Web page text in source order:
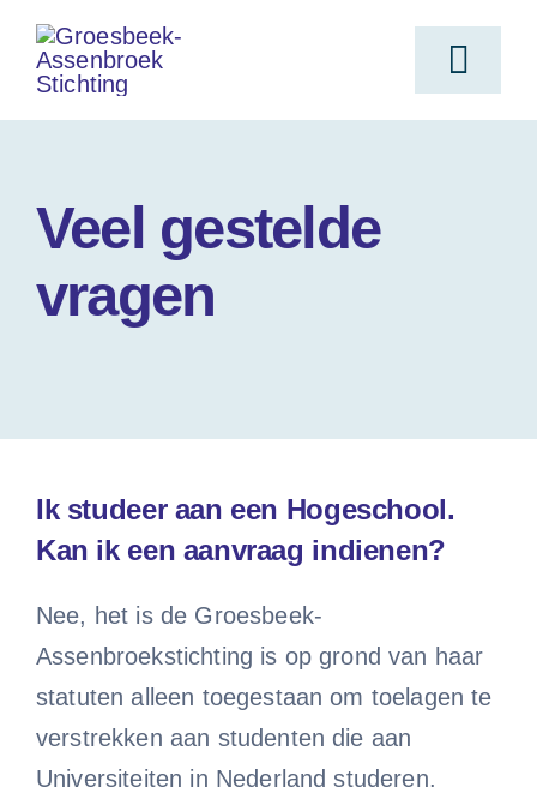
naar
inhoud
Voor wie
Oorsprong
Doneren
Veel gestelde
vragen
Ik studeer aan een Hogeschool.
Kan ik een aanvraag indienen?
Nee, het is de Groesbeek-
Assenbroekstichting is op grond van haar
statuten alleen toegestaan om toelagen te
verstrekken aan studenten die aan
Universiteiten in Nederland studeren.